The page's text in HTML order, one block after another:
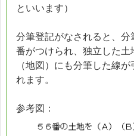
といいます）
分筆登記がなされると、
番がつけられ、独立した土
（地図）にも分筆した線
れます。
参考図：